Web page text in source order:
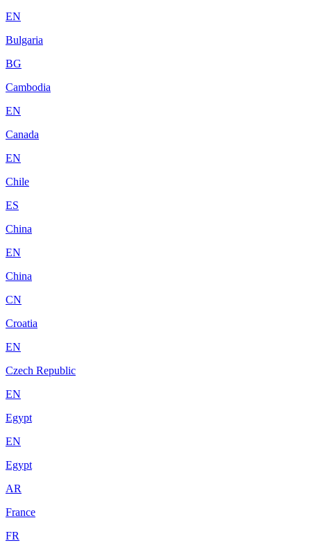
EN
Bulgaria
BG
Cambodia
EN
Canada
EN
Chile
ES
China
EN
China
CN
Croatia
EN
Czech Republic
EN
Egypt
EN
Egypt
AR
France
FR